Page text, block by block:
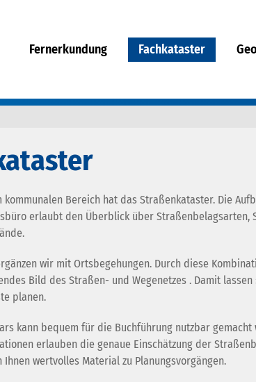
Fernerkundung Fachkataster
kommunalen Bereich hat das Straßenkataster. Die
erlaubt den Überblick über Straßenbelagsarten,
wir mit Ortsbegehungen. Durch diese
Bild des Straßen- und Wegenetzes . Damit
planen.
kann bequem für die Buchführung nutzbar gemacht
erlauben die genaue Einschätzung der
wertvolles Material zu Planungsvorgängen.